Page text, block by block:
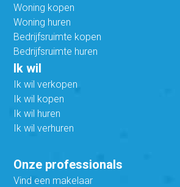
Woning kopen
Woning huren
Bedrijfsruimte kopen
Bedrijfsruimte huren
Ik wil
Ik wil verkopen
Ik wil kopen
Ik wil huren
Ik wil verhuren
Onze professionals
Vind een makelaar